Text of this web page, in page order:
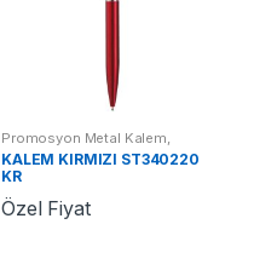
Promosyon Metal Kalem
Promosyon Kalemler
KALEM KIRMIZI ST340220
KR
Özel Fiyat